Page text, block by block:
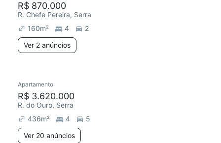
R$ 870.000
R. Chefe Pereira, Serra
160m² 4
2
Ver 2 anúncios
Redecorar
Apartamento
R$ 3.620.000
R. do Ouro, Serra
436m² 4
5
Ver 20 anúncios